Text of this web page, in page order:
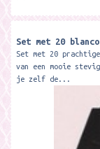
Set met 20
Set met 20
van een mooie
je zelf de...